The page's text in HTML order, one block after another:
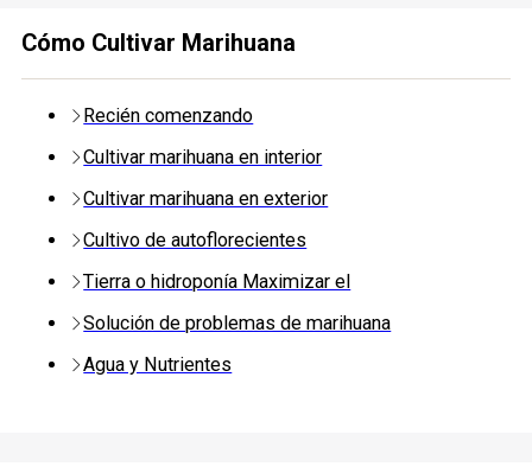
Cómo Cultivar Marihuana
Recién comenzando
Cultivar marihuana en interior
Cultivar marihuana en exterior
Cultivo de autoflorecientes
Tierra o hidroponía Maximizar el
Solución de problemas de marihuana
Agua y Nutrientes